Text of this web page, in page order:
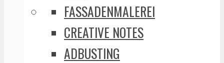
FASSADENMALEREI
CREATIVE NOTES
ADBUSTING